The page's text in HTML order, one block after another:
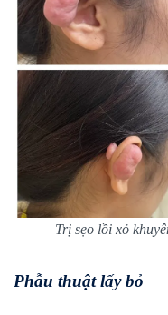
Trị sẹo lồi xỏ
Phẫu thuật lấy bỏ